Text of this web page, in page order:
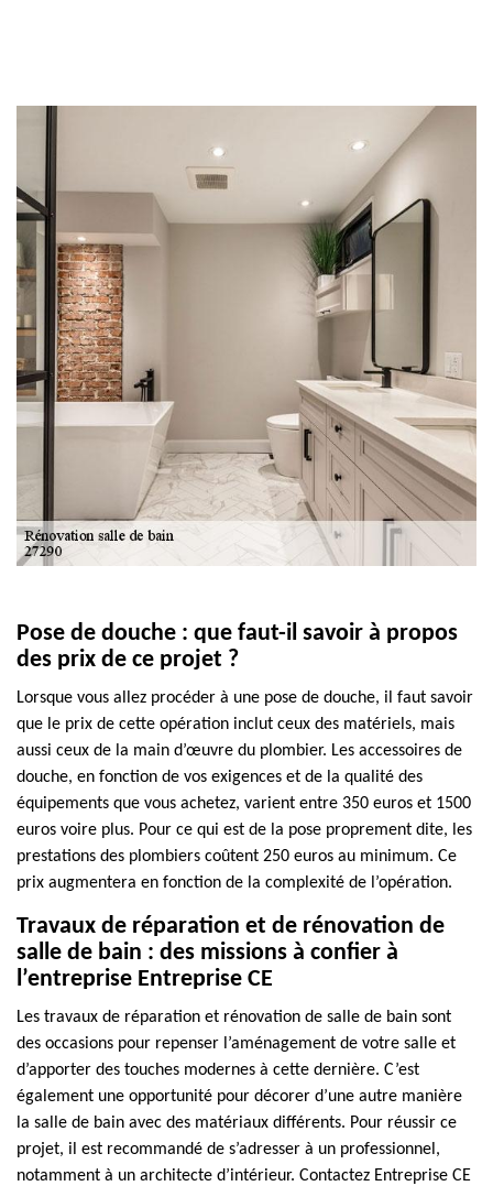
Pose de douche : que faut-il savoir à propos
des prix de ce projet ?
Lorsque vous allez procéder à une pose de douche, il faut savoir
que le prix de cette opération inclut ceux des matériels, mais
aussi ceux de la main d’œuvre du plombier. Les accessoires de
douche, en fonction de vos exigences et de la qualité des
équipements que vous achetez, varient entre 350 euros et 1500
euros voire plus. Pour ce qui est de la pose proprement dite, les
prestations des plombiers coûtent 250 euros au minimum. Ce
prix augmentera en fonction de la complexité de l’opération.
Travaux de réparation et de rénovation de
salle de bain : des missions à confier à
l’entreprise Entreprise CE
Les travaux de réparation et rénovation de salle de bain sont
des occasions pour repenser l’aménagement de votre salle et
d’apporter des touches modernes à cette dernière. C’est
également une opportunité pour décorer d’une autre manière
la salle de bain avec des matériaux différents. Pour réussir ce
projet, il est recommandé de s’adresser à un professionnel,
notamment à un architecte d’intérieur. Contactez Entreprise CE